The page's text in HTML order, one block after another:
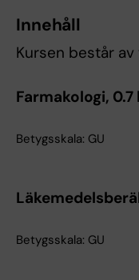
Innehåll
Kursen består
Farmakologi, 0.7
Betygsskala: GU
Betygsskala: GU